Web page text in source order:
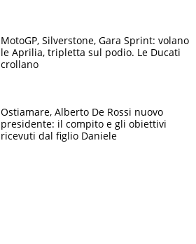
MotoGP, Silverstone, Gara Sprint: volano
le Aprilia, tripletta sul podio. Le Ducati
crollano
Ostiamare, Alberto De Rossi nuovo
presidente: il compito e gli obiettivi
ricevuti dal figlio Daniele